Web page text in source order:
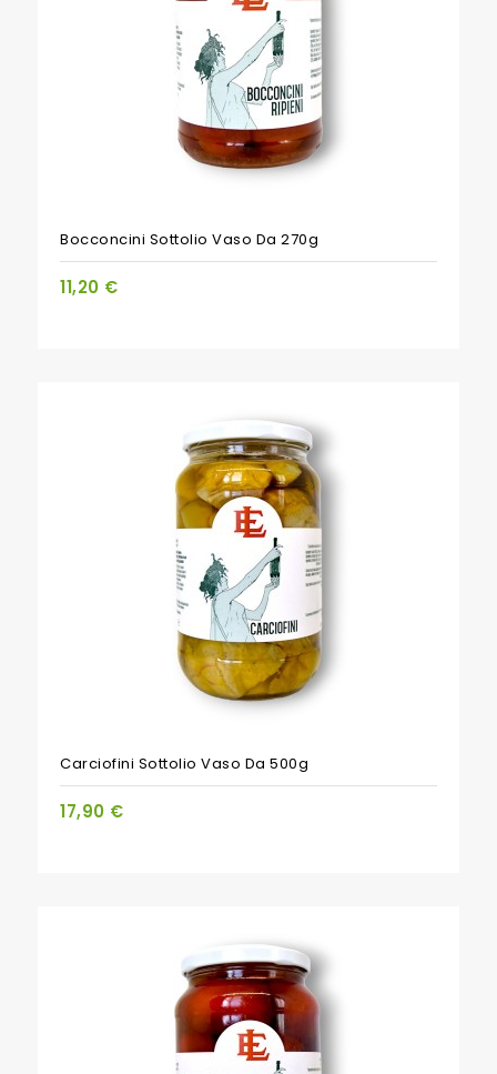
Bocconcini Sottolio Vaso Da 270g
11,20 €
Carciofini Sottolio Vaso Da 500g
17,90 €